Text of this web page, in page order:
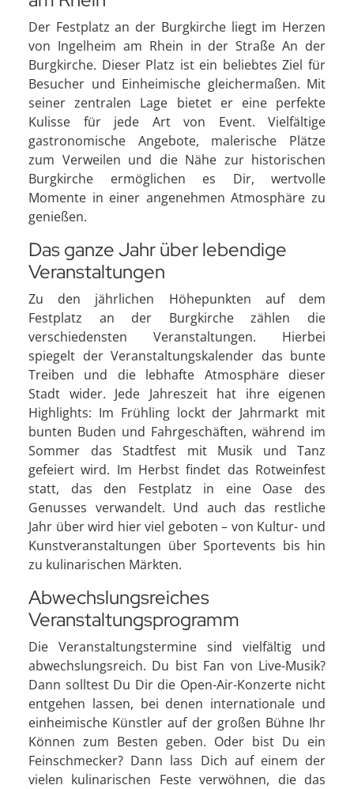
Der Festplatz an der Burgkirche liegt im Herzen
von Ingelheim am Rhein in der Straße An der
Burgkirche. Dieser Platz ist ein beliebtes Ziel für
Besucher und Einheimische gleichermaßen. Mit
seiner zentralen Lage bietet er eine perfekte
Kulisse für jede Art von Event. Vielfältige
gastronomische Angebote, malerische Plätze
zum Verweilen und die Nähe zur historischen
Burgkirche ermöglichen es Dir, wertvolle
Momente in einer angenehmen Atmosphäre zu
genießen.
Das ganze Jahr über lebendige
Veranstaltungen
Zu den jährlichen Höhepunkten auf dem
Festplatz an der Burgkirche zählen die
verschiedensten Veranstaltungen. Hierbei
spiegelt der Veranstaltungskalender das bunte
Treiben und die lebhafte Atmosphäre dieser
Stadt wider. Jede Jahreszeit hat ihre eigenen
Highlights: Im Frühling lockt der Jahrmarkt mit
bunten Buden und Fahrgeschäften, während im
Sommer das Stadtfest mit Musik und Tanz
gefeiert wird. Im Herbst findet das Rotweinfest
statt, das den Festplatz in eine Oase des
Genusses verwandelt. Und auch das restliche
Jahr über wird hier viel geboten – von Kultur- und
Kunstveranstaltungen über Sportevents bis hin
zu kulinarischen Märkten.
Abwechslungsreiches
Veranstaltungsprogramm
Die Veranstaltungstermine sind vielfältig und
abwechslungsreich. Du bist Fan von Live-Musik?
Dann solltest Du Dir die Open-Air-Konzerte nicht
entgehen lassen, bei denen internationale und
einheimische Künstler auf der großen Bühne Ihr
Können zum Besten geben. Oder bist Du ein
Feinschmecker? Dann lass Dich auf einem der
vielen kulinarischen Feste verwöhnen, die das